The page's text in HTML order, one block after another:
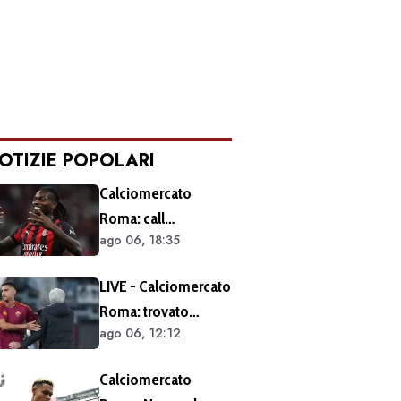
POPOLARI
Calciomercato
Roma: call
esplorativa tra i
Sul tavolo le
situazioni di Leao e
Soulé
ago 06, 18:35
LIVE - Calciomercato
Roma: trovato
l'accordo per il
Prolungamento di
ago 06, 12:12
Calciomercato